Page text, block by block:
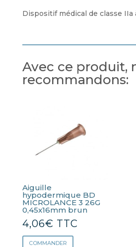
Dispositif médical de classe IIa
Avec ce produit,
recommandons:
Aiguille
hypodermique BD
MICROLANCE 3 26G
0,45x16mm brun
4,06€ TTC
COMMANDER